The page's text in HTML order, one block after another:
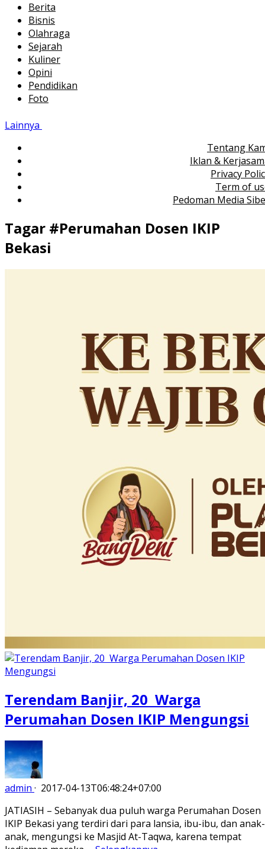
Berita
Bisnis
Olahraga
Sejarah
Kuliner
Opini
Pendidikan
Foto
Lainnya
Tentang
Iklan &
Privacy
Term of
Pedoman Media
Tagar #Perumahan Dosen IKIP
Bekasi
Terendam Banjir, 20 Warga
Perumahan Dosen IKIP Mengungsi
admin · 2017-04-13T06:48:24+07:00
JATIASIH – Sebanyak dua puluh warga Perumahan Dosen
IKIP Bekasi yang terdiri dari para lansia, ibu-ibu, dan anak-
anak, mengungsi ke Masjid At-Taqwa, karena tempat